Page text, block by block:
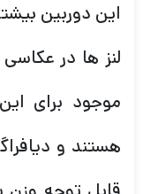
این دوربین
موجود برای
هستند و